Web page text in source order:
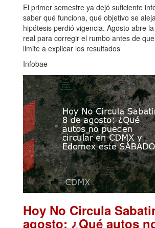
El primer semestre ya dejó suficiente
saber qué funciona, qué objetivo se
hipótesis perdió vigencia. Agosto abre
real para corregir el rumbo antes de
limite a explicar los resultados
Infobae
Hoy No Circula
agosto: ¿Qué autos